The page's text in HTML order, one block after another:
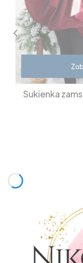
Sukienka